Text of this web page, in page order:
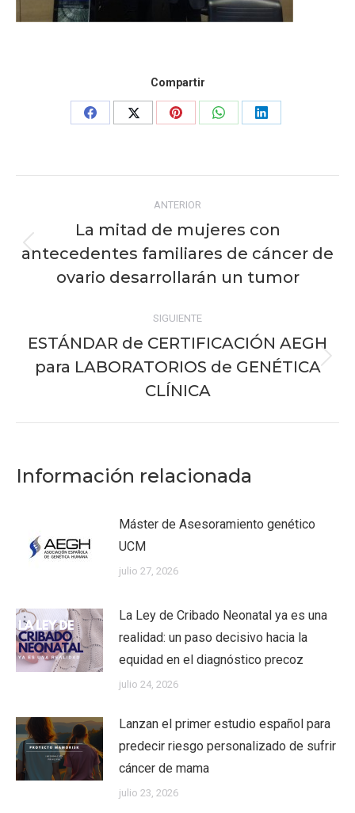
Compartir
Share
Share
Share
Share
Share
entre
publicaciones
ANTERIOR
Publicación
anterior:
La mitad de mujeres con
antecedentes familiares de cáncer de
ovario desarrollarán un tumor
SIGUIENTE
Publicación
siguiente:
ESTÁNDAR de CERTIFICACIÓN AEGH
para LABORATORIOS de GENÉTICA
CLÍNICA
Información relacionada
Máster de Asesoramiento genético
UCM
julio 27, 2026
La Ley de Cribado Neonatal ya es una
realidad: un paso decisivo hacia la
equidad en el diagnóstico precoz
julio 24, 2026
Lanzan el primer estudio español para
predecir riesgo personalizado de sufrir
cáncer de mama
julio 23, 2026